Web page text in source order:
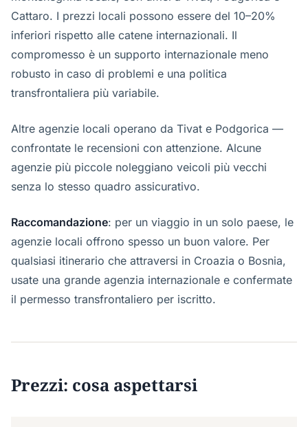
Cattaro. I prezzi locali possono essere del 10–20%
inferiori rispetto alle catene internazionali. Il
compromesso è un supporto internazionale meno
robusto in caso di problemi e una politica
transfrontaliera più variabile.
Altre agenzie locali operano da Tivat e Podgorica —
confrontate le recensioni con attenzione. Alcune
agenzie più piccole noleggiano veicoli più vecchi
senza lo stesso quadro assicurativo.
Raccomandazione: per un viaggio in un solo paese, le
agenzie locali offrono spesso un buon valore. Per
qualsiasi itinerario che attraversi in Croazia o Bosnia,
usate una grande agenzia internazionale e confermate
il permesso transfrontaliero per iscritto.
Prezzi: cosa aspettarsi